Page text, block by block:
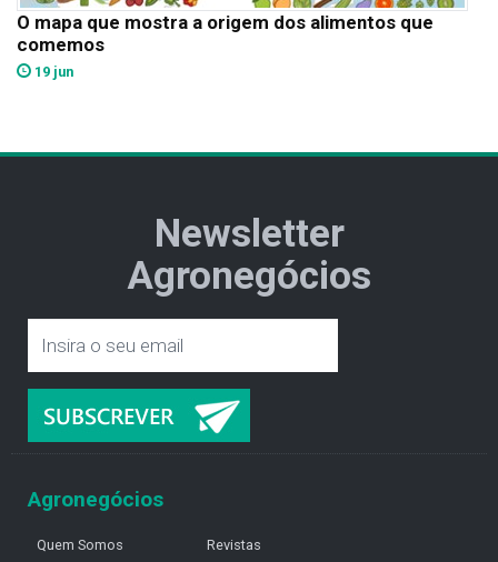
O mapa que mostra a origem dos alimentos que
comemos
19 jun
Newsletter
Agronegócios
Agronegócios
Quem Somos
Revistas